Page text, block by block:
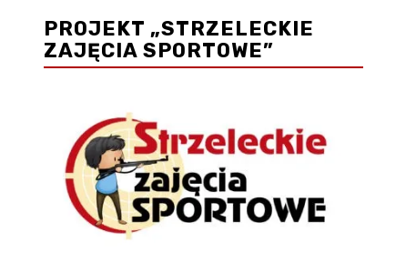
PROJEKT „STRZELECKIE
ZAJĘCIA SPORTOWE”